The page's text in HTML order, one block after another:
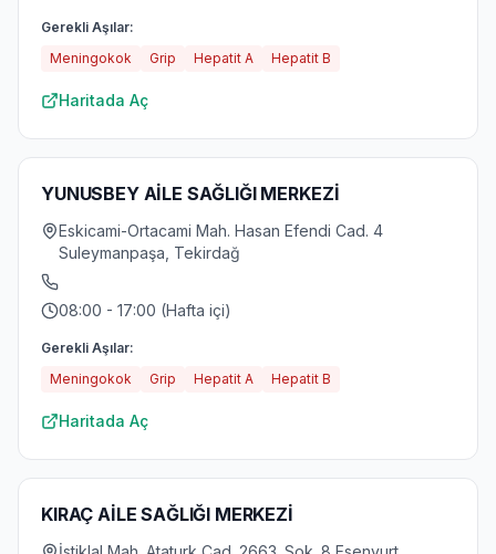
Gerekli Aşılar:
Meningokok
Grip Hepatit A Hepatit B
Haritada Aç
YUNUSBEY AİLE SAĞLIĞI MERKEZİ
Eskicami-Ortacami Mah. Hasan Efendi Cad. 4
Suleymanpaşa, Tekirdağ
08:00 - 17:00 (Hafta içi)
Gerekli Aşılar:
Meningokok
Grip Hepatit A Hepatit B
Haritada Aç
KIRAÇ AİLE SAĞLIĞI MERKEZİ